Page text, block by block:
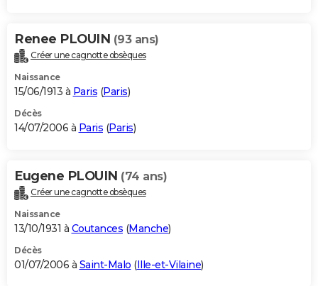
Renee PLOUIN (93 ans)
Créer une cagnotte obsèques
Naissance
15/06/1913 à Paris (Paris)
Décès
14/07/2006 à Paris (Paris)
Eugene PLOUIN (74 ans)
Créer une cagnotte obsèques
Naissance
13/10/1931 à Coutances (Manche)
Décès
01/07/2006 à Saint-Malo (Ille-et-Vilaine)